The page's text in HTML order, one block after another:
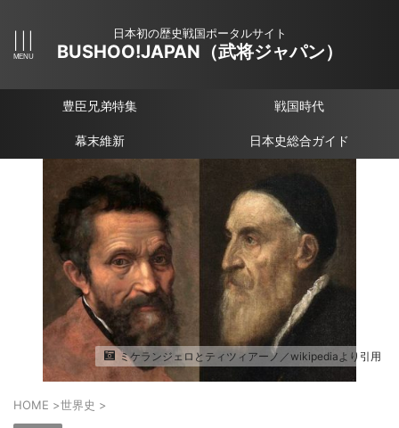
日本初の歴史戦国ポータルサイト
BUSHOO!JAPAN（武将ジャパン）
豊臣兄弟特集 戦国時代
幕末維新 日本史総合ガイド
ミケランジェロとティツィアーノ／wikipediaより引用
HOME >世界史 >